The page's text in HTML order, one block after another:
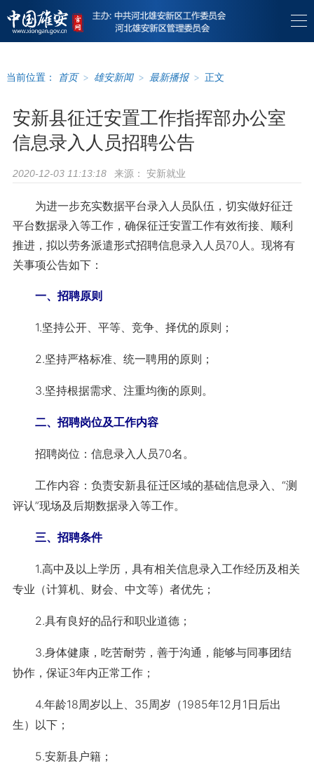
当前位置： 首页 > 雄安新闻 > 最新播报 > 正文
安新县征迁安置工作指挥部办公室
信息录入人员招聘公告
2020-12-03 11:13:18 来源： 安新就业
为进一步充实数据平台录入人员队伍，切实做好征迁
平台数据录入等工作，确保征迁安置工作有效衔接、顺利
推进，拟以劳务派遣形式招聘信息录入人员70人。现将有
关事项公告如下：
一、招聘原则
1.坚持公开、平等、竞争、择优的原则；
2.坚持严格标准、统一聘用的原则；
3.坚持根据需求、注重均衡的原则。
二、招聘岗位及工作内容
招聘岗位：信息录入人员70名。
工作内容：负责安新县征迁区域的基础信息录入、“测
评认”现场及后期数据录入等工作。
三、招聘条件
1.高中及以上学历，具有相关信息录入工作经历及相关
专业（计算机、财会、中文等）者优先；
2.具有良好的品行和职业道德；
3.身体健康，吃苦耐劳，善于沟通，能够与同事团结
协作，保证3年内正常工作；
4.年龄18周岁以上、35周岁（1985年12月1日后出
生）以下；
5.安新县户籍；